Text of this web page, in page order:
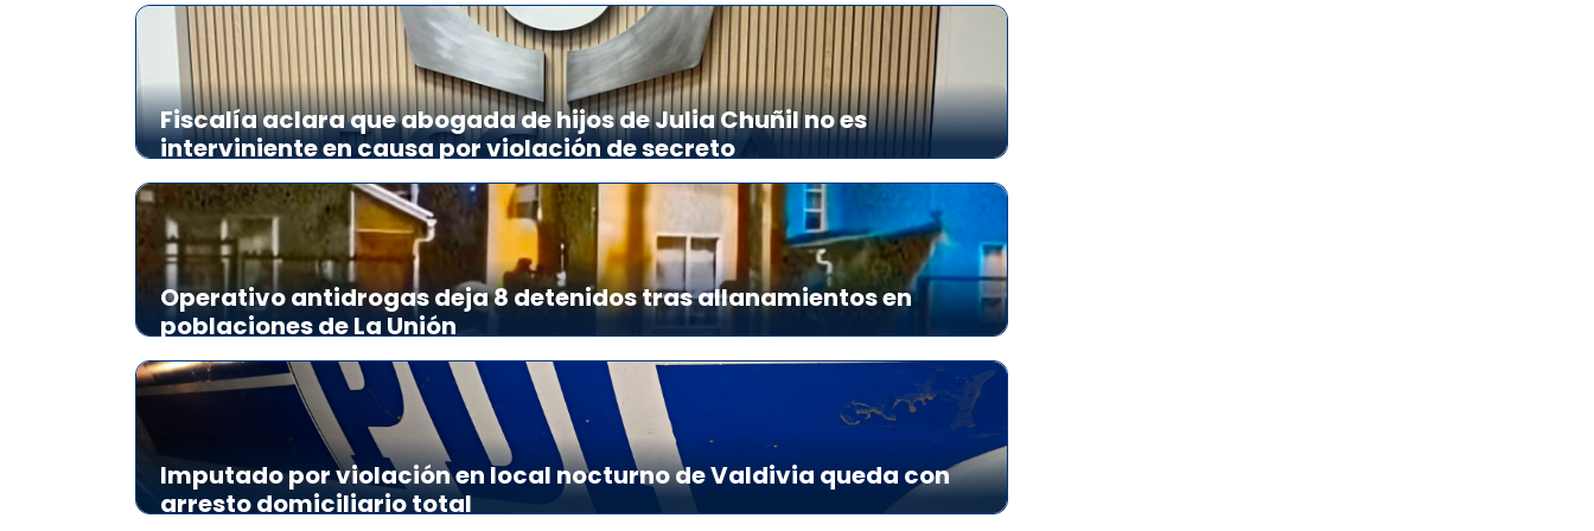
Fiscalía aclara que abogada de hijos de Julia Chuñil no es
interviniente en causa por violación de secreto
Operativo antidrogas deja 8 detenidos tras allanamientos en
poblaciones de La Unión
Imputado por violación en local nocturno de Valdivia queda con
arresto domiciliario total